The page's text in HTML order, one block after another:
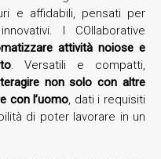
e affidabili, pensati per
I COllaborative
attività noiose e
. Versatili e compatti,
non solo con altre
con l’uomo, dati i requisiti
di poter lavorare in un